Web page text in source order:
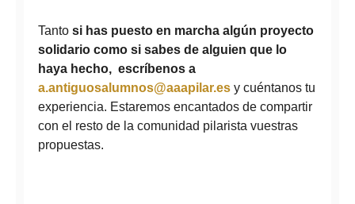
Tanto si has puesto en marcha algún proyecto
solidario como si sabes de alguien que lo
haya hecho, escríbenos a
a.antiguosalumnos@aaapilar.es y cuéntanos tu
experiencia. Estaremos encantados de compartir
con el resto de la comunidad pilarista vuestras
propuestas.